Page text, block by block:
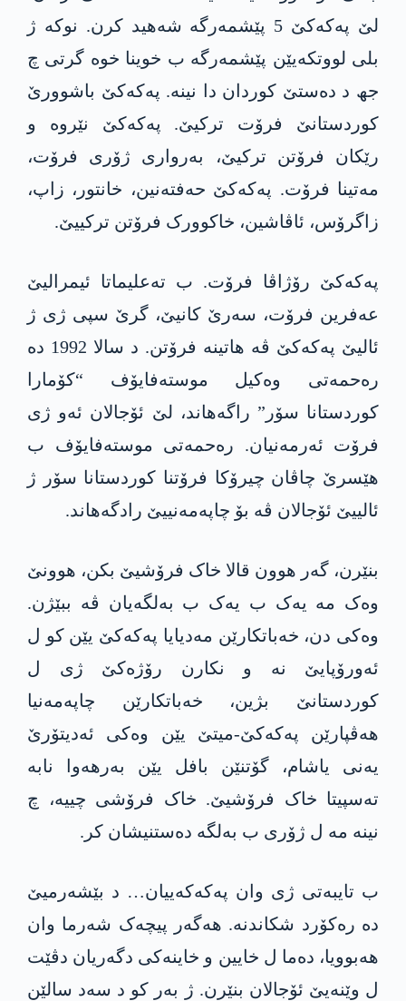
لێ پەکەکێ 5 پێشمەرگە شەھید کرن. نوکە ژ
بلی لووتکەیێن پێشمەرگە ب خوینا خوە گرتی چ
جھ د دەستێ کوردان دا نینە. پەکەکێ باشوورێ
کوردستانێ فرۆت ترکیێ. پەکەکێ نێروە و
رێکان فرۆتن ترکیێ، بەرواری ژۆری فرۆت،
مەتینا فرۆت. پەکەکێ حەفتەنین، خانتور، زاپ،
زاگرۆس، ئاڤاشین، خاکوورک فرۆتن ترکییێ.
پەکەکێ رۆژاڤا فرۆت. ب تەعلیماتا ئیمرالیێ
عەفرین فرۆت، سەرێ کانیێ، گرێ سپی ژی ژ
ئالیێ پەکەکێ ڤە ھاتینە فرۆتن. د سالا 1992 دە
رەحمەتی وەکیل موستەفایۆف “کۆمارا
کوردستانا سۆر” راگەهاند، لێ ئۆجالان ئەو ژی
فرۆت ئەرمەنیان. رەحمەتی موستەفایۆف ب
ھێسرێ چاڤان چیرۆکا فرۆتنا کوردستانا سۆر ژ
ئالییێ ئۆجالان ڤە بۆ چاپەمەنییێ رادگەھاند.
بنێرن، گەر ھوون قالا خاک فرۆشیێ بکن، ھوونێ
وەک مە یەک ب یەک ب بەلگەیان ڤە ببێژن.
وەکی دن، خەباتکارێن مەدیایا پەکەکێ یێن کو ل
ئەورۆپایێ نە و نکارن رۆژەکێ ژی ل
کوردستانێ بژین، خەباتکارێن چاپەمەنیا
ھەڤپارێن پەکەکێ-میتێ یێن وەکی ئەدیتۆرێ
یەنی یاشام، گۆتنێن بافل یێن بەرھەوا نابە
تەسپیتا خاک فرۆشیێ. خاک فرۆشی چییە، چ
نینە مە ل ژۆری ب بەلگە دەستنیشان کر.
ب تایبەتی ژی وان پەکەکەییان… د بێشەرمیێ
دە رەکۆرد شکاندنە. ھەگەر پیچەک شەرما وان
ھەبوویا، دەما ل خایین و خاینەکی دگەریان دڤێت
ل وێنەیێ ئۆجالان بنێرن. ژ بەر کو د سەد سالێن